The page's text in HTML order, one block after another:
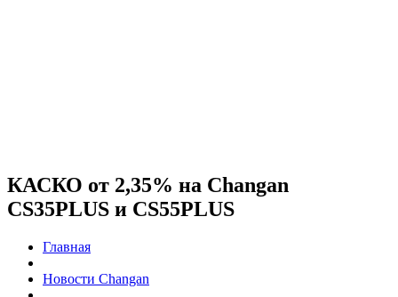
КАСКО от 2,35% на Changan
CS35PLUS и CS55PLUS
Главная
Новости Changan